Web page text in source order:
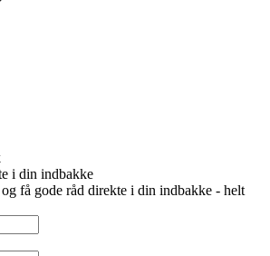
i din indbakke
få gode råd direkte i din indbakke - helt